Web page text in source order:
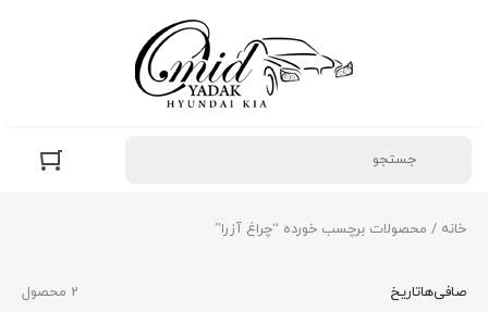
خانه / محصولات برچسب خورده “چراغ آزرا”
2 محصول صافی‌هاتاریخ